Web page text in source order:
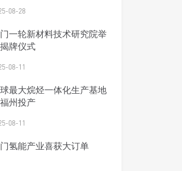
08-28
一轮新材料技术研究院举
牌仪式
08-11
最大烷烃一体化生产基地
州投产
08-11
氢能产业喜获大订单